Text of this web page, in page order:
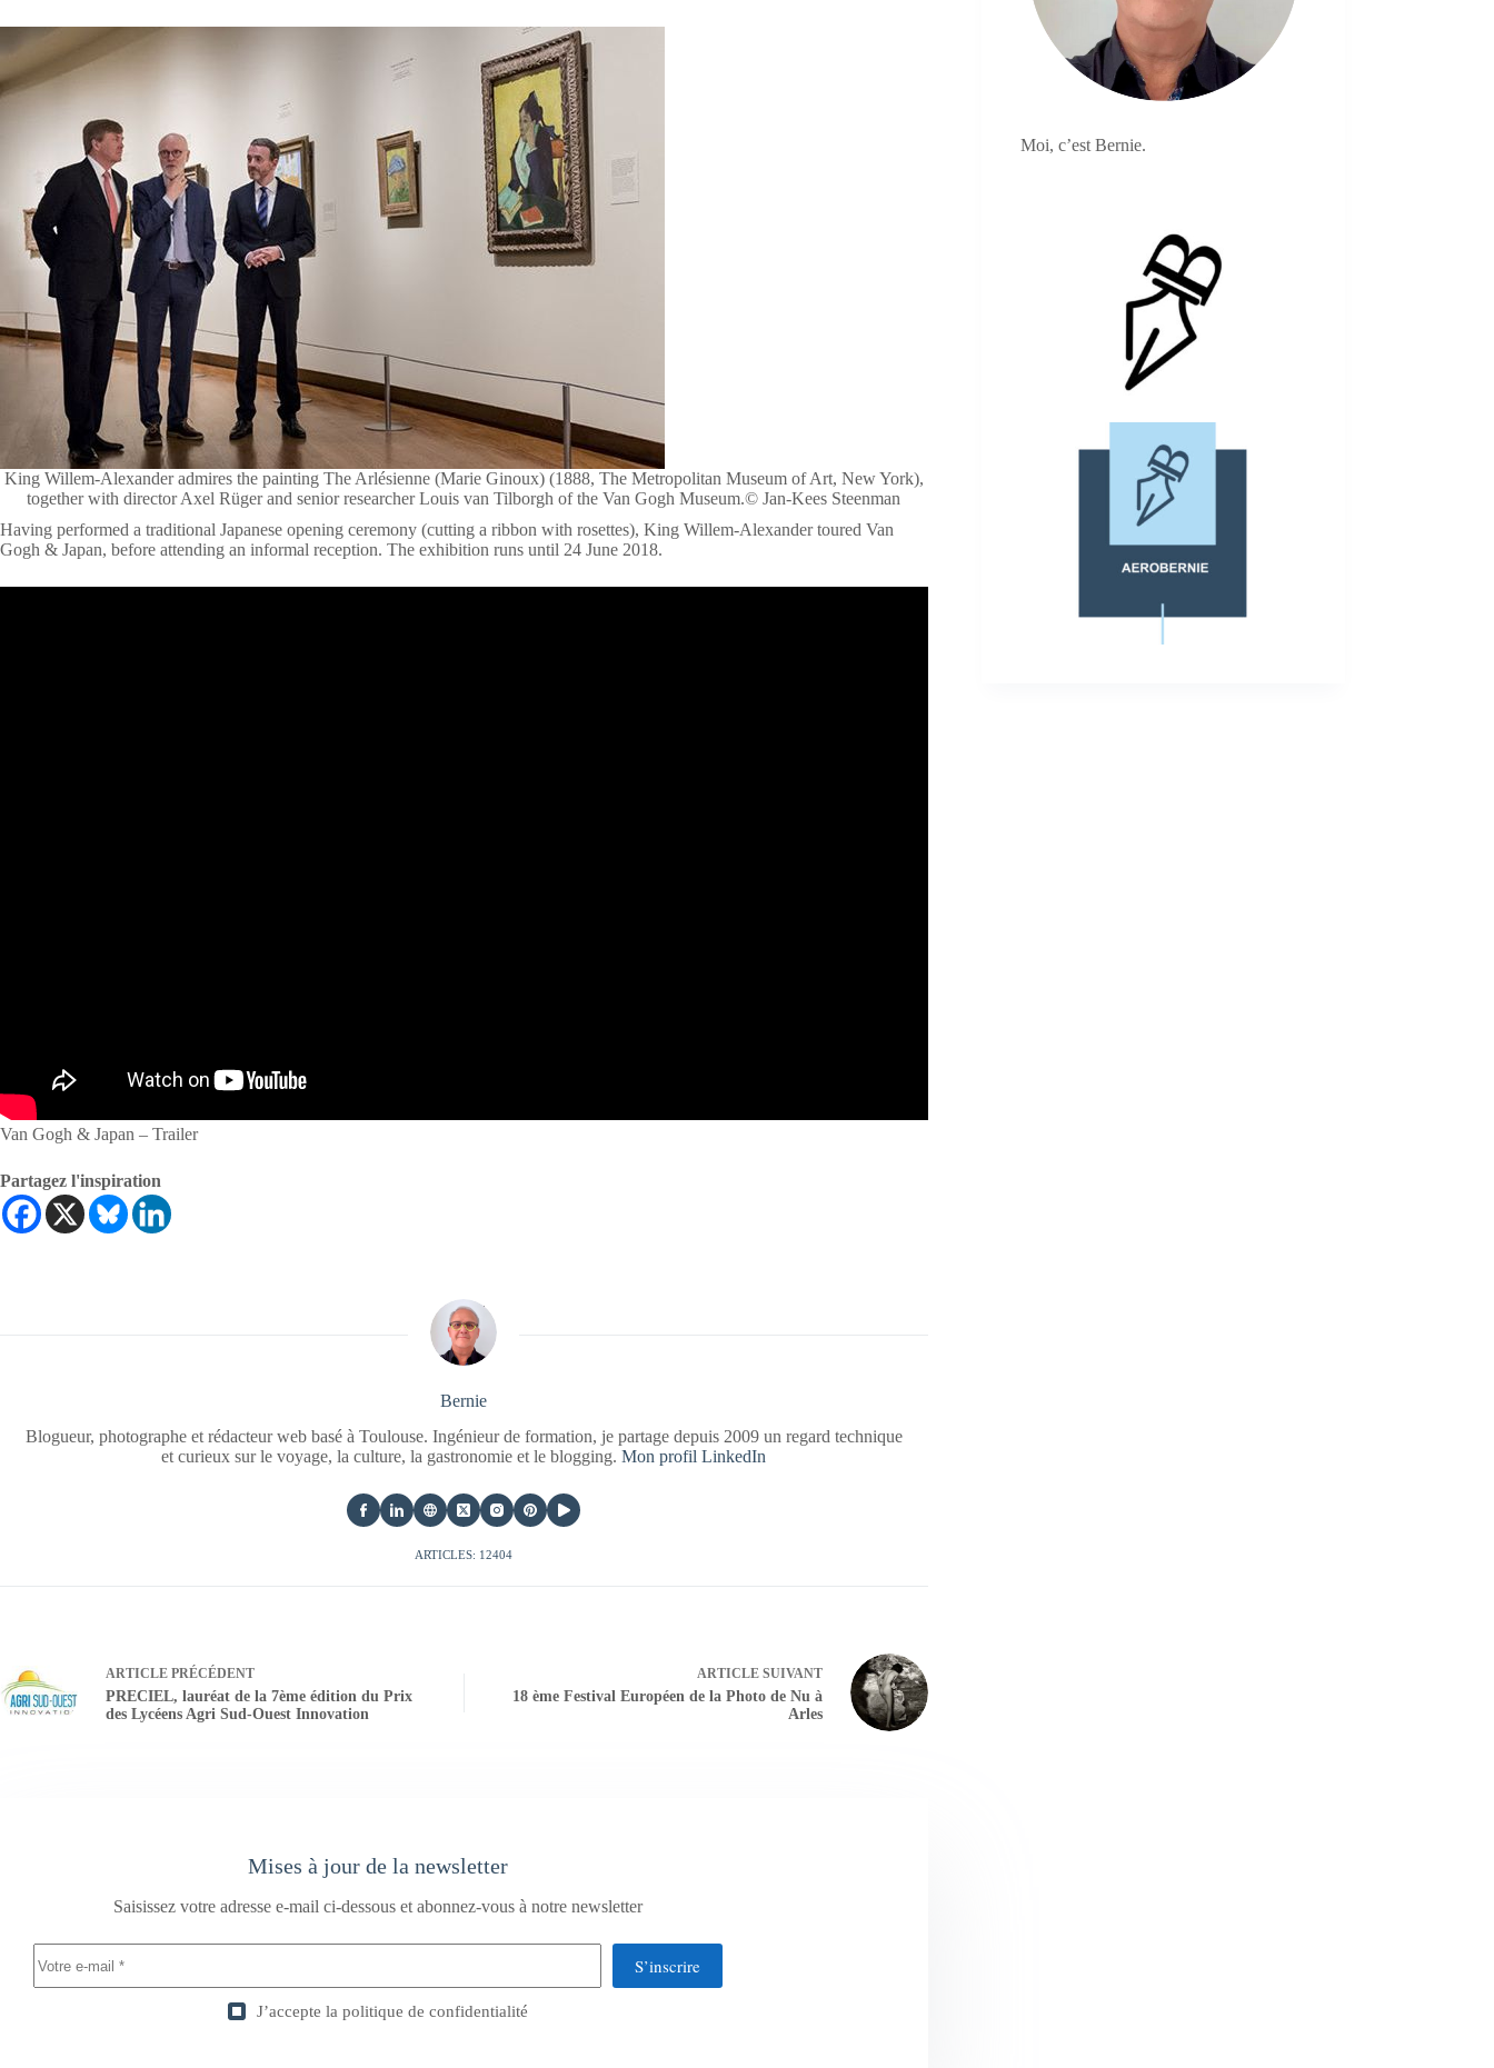
King Willem-Alexander admires the painting The Arlésienne (Marie Ginoux) (1888, The Metropolitan Museum of Art, New York),
together with director Axel Rüger and senior researcher Louis van Tilborgh of the Van Gogh Museum.© Jan-Kees Steenman
Having performed a traditional Japanese opening ceremony (cutting a ribbon with rosettes), King Willem-Alexander toured Van
Gogh & Japan, before attending an informal reception. The exhibition runs until 24 June 2018.
Van Gogh & Japan – Trailer
Partagez l'inspiration
Bernie
Blogueur, photographe et rédacteur web basé à Toulouse. Ingénieur de formation, je partage depuis 2009 un regard technique
et curieux sur le voyage, la culture, la gastronomie et le blogging.Mon profil LinkedIn
ARTICLES: 12404
ARTICLE PRÉCÉDENT
PRECIEL, lauréat de la 7ème édition du Prix
des Lycéens Agri Sud-Ouest Innovation
ARTICLESUIVANT
18 ème Festival Européen de la Photo de Nu à
Arles
Mises à jour de la newsletter
Saisissez votre adresse e-mail ci-dessous et abonnez-vous à notre newsletter
S’inscrire
J’accepte la politique de confidentialité
Moi, c’est Bernie.